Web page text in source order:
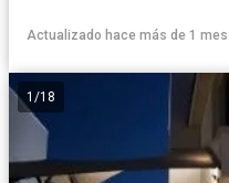
Actualizado hace más de 1 mes
1 /18